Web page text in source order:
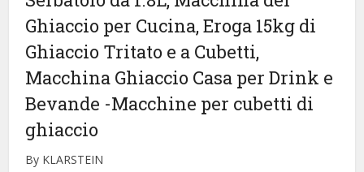
Ghiaccio per Cucina, Eroga 15kg di
Ghiaccio Tritato e a Cubetti,
Macchina Ghiaccio Casa per Drink e
Bevande -Macchine per cubetti di
ghiaccio
By KLARSTEIN